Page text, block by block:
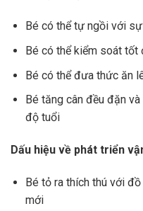
Bé có thể tự ngồi với
Bé có thể kiểm soát tốt
Bé có thể đưa thức ăn
Bé tăng cân đều đặn
độ tuổi
Dấu hiệu về phát triển
Bé tỏ ra thích thú với
mới